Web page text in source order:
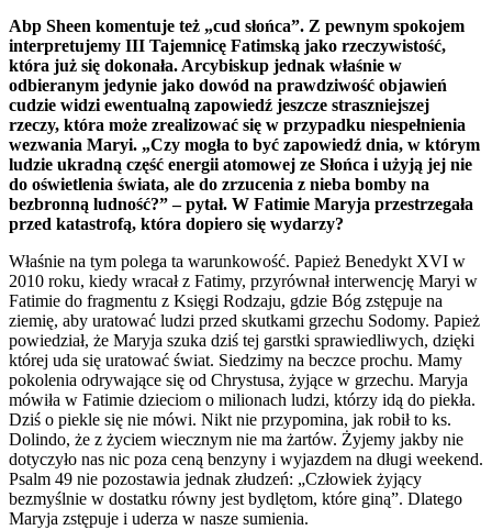
Abp Sheen komentuje też „cud słońca”. Z pewnym spokojem
interpretujemy III Tajemnicę Fatimską jako rzeczywistość,
która już się dokonała. Arcybiskup jednak właśnie w
odbieranym jedynie jako dowód na prawdziwość objawień
cudzie widzi ewentualną zapowiedź jeszcze straszniejszej
rzeczy, która może zrealizować się w przypadku niespełnienia
wezwania Maryi. „Czy mogła to być zapowiedź dnia, w którym
ludzie ukradną część energii atomowej ze Słońca i użyją jej nie
do oświetlenia świata, ale do zrzucenia z nieba bomby na
bezbronną ludność?” – pytał. W Fatimie Maryja przestrzegała
przed katastrofą, która dopiero się wydarzy?
Właśnie na tym polega ta warunkowość. Papież Benedykt XVI w
2010 roku, kiedy wracał z Fatimy, przyrównał interwencję Maryi w
Fatimie do fragmentu z Księgi Rodzaju, gdzie Bóg zstępuje na
ziemię, aby uratować ludzi przed skutkami grzechu Sodomy. Papież
powiedział, że Maryja szuka dziś tej garstki sprawiedliwych, dzięki
której uda się uratować świat. Siedzimy na beczce prochu. Mamy
pokolenia odrywające się od Chrystusa, żyjące w grzechu. Maryja
mówiła w Fatimie dzieciom o milionach ludzi, którzy idą do piekła.
Dziś o piekle się nie mówi. Nikt nie przypomina, jak robił to ks.
Dolindo, że z życiem wiecznym nie ma żartów. Żyjemy jakby nie
dotyczyło nas nic poza ceną benzyny i wyjazdem na długi weekend.
Psalm 49 nie pozostawia jednak złudzeń: „Człowiek żyjący
bezmyślnie w dostatku równy jest bydlętom, które giną”. Dlatego
Maryja zstępuje i uderza w nasze sumienia.